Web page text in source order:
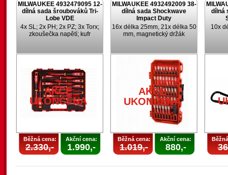
MILWAUKEE 4932479095 12-
dílná sada šroubováků Tri-
Lobe VDE
4x SL; 2x PH; 2x PZ; 3x Torx;
zkoušečka napětí; kufr
AKCE
UKONČENA
Běžná cena:
2.330,-
Akční cena:
1.990,-
MILWAUKEE 4932492009 38-
dílná sada Shockwave
Impact Duty
16x délka 25mm, 21x délka 50
mm, magnetický držák
AKCE
UKONČENA
Běžná cena:
1.019,-
Akční cena:
880,-
dílná
10x